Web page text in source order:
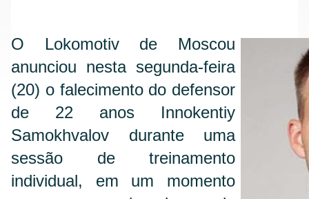
O Lokomotiv de Moscou
anunciou nesta segunda-feira
(20) o falecimento do defensor
de 22 anos Innokentiy
Samokhvalov durante uma
sessão de treinamento
individual, em um momento